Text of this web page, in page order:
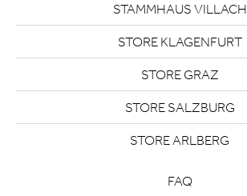
STAMMHAUS VILLACH
STORE KLAGENFURT
STORE GRAZ
STORE SALZBURG
STORE ARLBERG
FAQ